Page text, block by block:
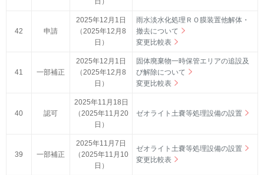
42 申請
2025年12月1日
（2025年12月8
日）
雨水淡水化処理ＲＯ膜装置他解体・
撤去について
変更比較表
41 一部補正
2025年12月1日
（2025年12月8
日）
固体廃棄物一時保管エリアの追設及
び解除について
変更比較表
40 認可
2025年11月18日
（2025年11月20
日）
ゼオライト土嚢等処理設備の設置
39 一部補正
2025年11月7日
（2025年11月10
日）
ゼオライト土嚢等処理設備の設置
変更比較表